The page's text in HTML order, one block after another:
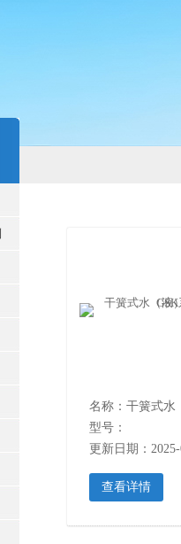
型号：
更新日期：
查看详情